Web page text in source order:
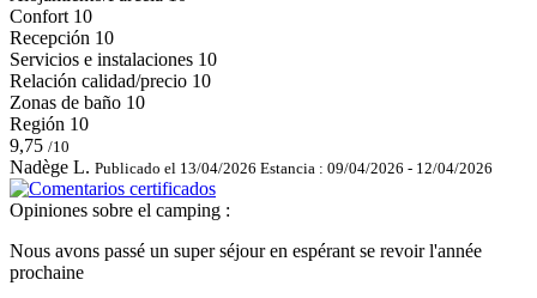
Confort 10
Recepción 10
Servicios e instalaciones 10
Relación calidad/precio 10
Zonas de baño 10
Región 10
9,75 /10
Nadège L. Publicado el 13/04/2026 Estancia : 09/04/2026 - 12/04/2026
Opiniones sobre el camping :
Nous avons passé un super séjour en espérant se revoir l'année
prochaine